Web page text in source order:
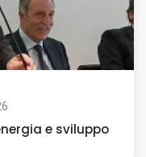
e sviluppo